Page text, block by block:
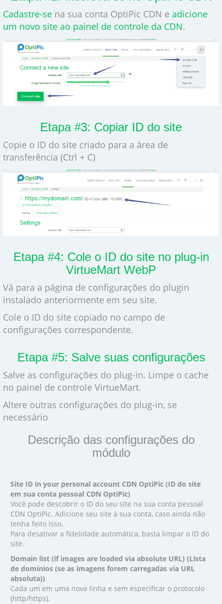
Cadastre-sena sua conta OptiPic CDN e adicione
um novo site ao painel de controle da CDN.
Etapa #3: Copiar ID do site
Copie o ID do site criado para a área de
transferência (Ctrl + C)
Etapa #4: Cole o ID do site no plug-in
VirtueMart WebP
Vá para a página de configurações do plugin
instalado anteriormente em seu site.
Cole o ID do site copiado no campo de
configurações correspondente.
Etapa #5: Salve suas configurações
Salve as configurações do plug-in. Limpe o cache
no painel de controle VirtueMart.
Altere outras configurações do plug-in, se
necessário
Descrição das configurações do
módulo
Site ID in your personal account CDN OptiPic (ID do site
em sua conta pessoal CDN OptiPic)
Você pode descobrir o ID do seu site na sua conta pessoal
CDN OptiPic. Adicione seu site à sua conta, caso ainda não
tenha feito isso.
Para desativar a fidelidade automática, basta limpar o ID do
site.
Domain list (if images are loaded via absolute URL) (Lista
de domínios (se as imagens forem carregadas via URL
absoluta))
Cada um em uma nova linha e sem especificar o protocolo
(http/https).